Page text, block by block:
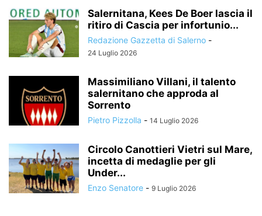
Salernitana, Kees De Boer lascia il
ritiro di Cascia per infortunio...
Redazione Gazzetta di Salerno -
24 Luglio 2026
Massimiliano Villani, il talento
salernitano che approda al
Sorrento
Pietro Pizzolla - 14 Luglio 2026
Circolo Canottieri Vietri sul Mare,
incetta di medaglie per gli
Under...
Enzo Senatore - 9 Luglio 2026